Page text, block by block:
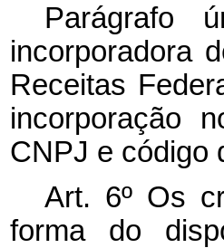
Parágrafo
incorporadora
Receitas
incorporação
CNPJ e código
Art. 6º Os
forma do